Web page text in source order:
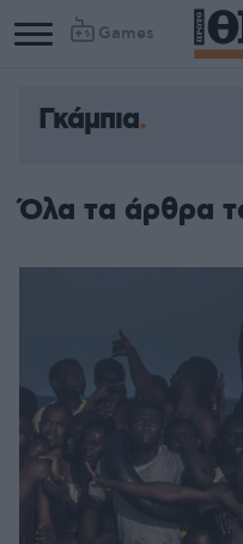
Games
Γκάμπια
Όλα τα άρθρα